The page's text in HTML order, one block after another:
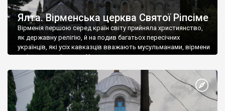
Ялта. Вірменська церква Святої Ріпсіме
Вірменія першою серед країн світу прийняла християнство,
як державну релігію, й на подив багатьох пересічних
українців, які усіх кавказців вважають мусульманами, вірмени
є відданими вірянами Христа